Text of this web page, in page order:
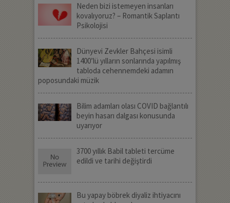
Neden bizi istemeyen insanları
kovalıyoruz? – Romantik Saplantı
Psikolojisi
Dünyevi Zevkler Bahçesi isimli
1400’lü yılların sonlarında yapılmış
tabloda cehennemdeki adamın
poposundaki müzik
Bilim adamları olası COVID bağlantılı
beyin hasarı dalgası konusunda
uyarıyor
3700 yıllık Babil tableti tercüme
edildi ve tarihi değiştirdi
Bu yapay böbrek diyaliz ihtiyacını